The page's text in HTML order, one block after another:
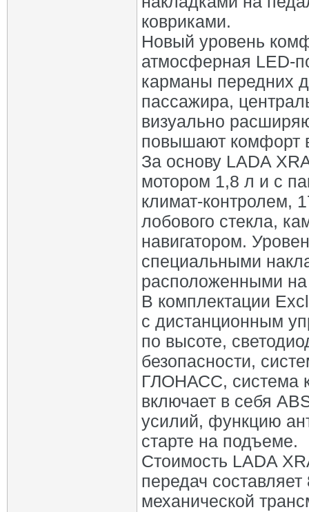
ковриками.
Новый уровень
атмосферная LED-
карманы передних
пассажира,
визуально
повышают комфорт
За основу LADA
мотором 1,8 л и с
климат-контролем,
лобового стекла,
навигатором.
специальными
расположенными на
В комплектации
с дистанционным
по высоте,
безопасности,
ГЛОНАСС, система
включает в себя
усилий, функцию
старте на подъеме.
Стоимость LADA
передач
механической